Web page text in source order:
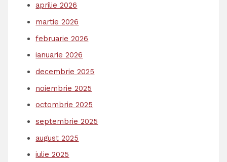
aprilie 2026
martie 2026
februarie 2026
ianuarie 2026
decembrie 2025
noiembrie 2025
octombrie 2025
septembrie 2025
august 2025
iulie 2025